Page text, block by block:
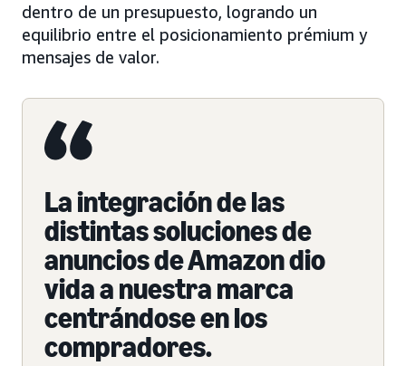
dentro de un presupuesto, logrando un
equilibrio entre el posicionamiento prémium y
mensajes de valor.
La integración de las
distintas soluciones de
anuncios de Amazon dio
vida a nuestra marca
centrándose en los
compradores.